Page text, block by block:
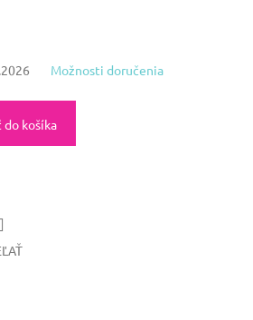
Možnosti doručenia
do košíka